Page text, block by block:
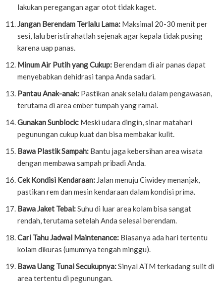
lakukan peregangan agar otot tidak kaget.
Jangan Berendam Terlalu Lama: Maksimal 20-30 menit per
sesi, lalu beristirahatlah sejenak agar kepala tidak pusing
karena uap panas.
Minum Air Putih yang Cukup: Berendam di air panas dapat
menyebabkan dehidrasi tanpa Anda sadari.
Pantau Anak-anak: Pastikan anak selalu dalam pengawasan,
terutama di area ember tumpah yang ramai.
Gunakan Sunblock: Meski udara dingin, sinar matahari
pegunungan cukup kuat dan bisa membakar kulit.
Bawa Plastik Sampah: Bantu jaga kebersihan area wisata
dengan membawa sampah pribadi Anda.
Cek Kondisi Kendaraan: Jalan menuju Ciwidey menanjak,
pastikan rem dan mesin kendaraan dalam kondisi prima.
Bawa Jaket Tebal:Suhu di luar area kolam bisa sangat
rendah, terutama setelah Anda selesai berendam.
Cari Tahu Jadwal Maintenance: Biasanya ada hari tertentu
kolam dikuras (umumnya tengah minggu).
Bawa Uang Tunai Secukupnya:Sinyal ATM terkadang sulit di
area tertentu di pegunungan.